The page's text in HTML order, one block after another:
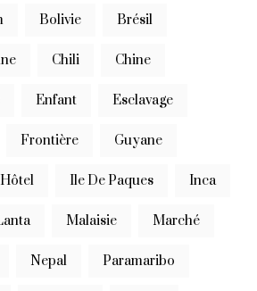
Bolivie Brésil
Chili Chine
Enfant Esclavage
Frontière Guyane
Hôtel Ile De Paques Inca
Malaisie Marché
Nepal Paramaribo